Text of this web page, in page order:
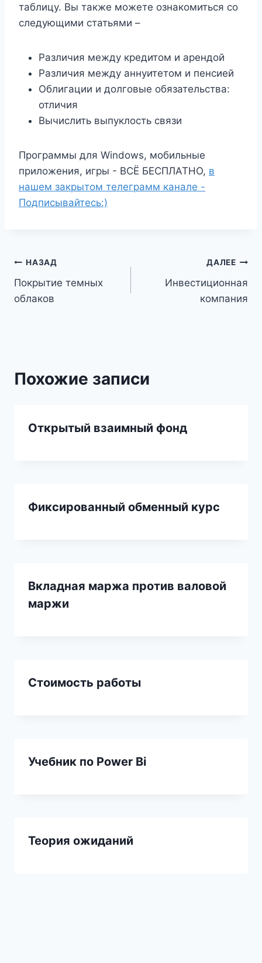
таблицу. Вы также можете ознакомиться со
следующими статьями –
Различия между кредитом и арендой
Различия между аннуитетом и пенсией
Облигации и долговые обязательства:
отличия
Вычислить выпуклость связи
Программы для Windows, мобильные
приложения, игры - ВСЁ БЕСПЛАТНО, в
нашем закрытом телеграмм канале -
Подписывайтесь:)
Навигация
по
НАЗАД
Покрытие темных
облаков
ДАЛЕЕ
Инвестиционная
компания
Похожие записи
Открытый взаимный фонд
Фиксированный обменный курс
Вкладная маржа против валовой
маржи
Стоимость работы
Учебник по Power Bi
Теория ожиданий